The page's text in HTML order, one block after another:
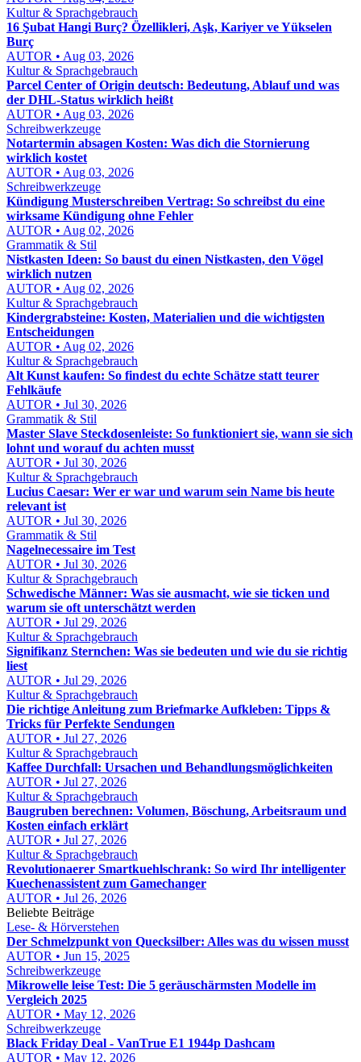
Kultur & Sprachgebrauch
16 Şubat Hangi Burç? Özellikleri, Aşk, Kariyer ve Yükselen
Burç
AUTOR • Aug 03, 2026
Kultur & Sprachgebrauch
Parcel Center of Origin deutsch: Bedeutung, Ablauf und was
der DHL-Status wirklich heißt
AUTOR • Aug 03, 2026
Schreibwerkzeuge
Notartermin absagen Kosten: Was dich die Stornierung
wirklich kostet
AUTOR • Aug 03, 2026
Schreibwerkzeuge
Kündigung Musterschreiben Vertrag: So schreibst du eine
wirksame Kündigung ohne Fehler
AUTOR • Aug 02, 2026
Grammatik & Stil
Nistkasten Ideen: So baust du einen Nistkasten, den Vögel
wirklich nutzen
AUTOR • Aug 02, 2026
Kultur & Sprachgebrauch
Kindergrabsteine: Kosten, Materialien und die wichtigsten
Entscheidungen
AUTOR • Aug 02, 2026
Kultur & Sprachgebrauch
Alt Kunst kaufen: So findest du echte Schätze statt teurer
Fehlkäufe
AUTOR • Jul 30, 2026
Grammatik & Stil
Master Slave Steckdosenleiste: So funktioniert sie, wann sie sich
lohnt und worauf du achten musst
AUTOR • Jul 30, 2026
Kultur & Sprachgebrauch
Lucius Caesar: Wer er war und warum sein Name bis heute
relevant ist
AUTOR • Jul 30, 2026
Grammatik & Stil
Nagelnecessaire im Test
AUTOR • Jul 30, 2026
Kultur & Sprachgebrauch
Schwedische Männer: Was sie ausmacht, wie sie ticken und
warum sie oft unterschätzt werden
AUTOR • Jul 29, 2026
Kultur & Sprachgebrauch
Signifikanz Sternchen: Was sie bedeuten und wie du sie richtig
liest
AUTOR • Jul 29, 2026
Kultur & Sprachgebrauch
Die richtige Anleitung zum Briefmarke Aufkleben: Tipps &
Tricks für Perfekte Sendungen
AUTOR • Jul 27, 2026
Kultur & Sprachgebrauch
Kaffee Durchfall: Ursachen und Behandlungsmöglichkeiten
AUTOR • Jul 27, 2026
Kultur & Sprachgebrauch
Baugruben berechnen: Volumen, Böschung, Arbeitsraum und
Kosten einfach erklärt
AUTOR • Jul 27, 2026
Kultur & Sprachgebrauch
Revolutionaerer Smartkuehlschrank: So wird Ihr intelligenter
Kuechenassistent zum Gamechanger
AUTOR • Jul 26, 2026
Beliebte Beiträge
Lese- & Hörverstehen
Der Schmelzpunkt von Quecksilber: Alles was du wissen musst
AUTOR • Jun 15, 2025
Schreibwerkzeuge
Mikrowelle leise Test: Die 5 geräuschärmsten Modelle im
Vergleich 2025
AUTOR • May 12, 2026
Schreibwerkzeuge
Black Friday Deal - VanTrue E1 1944p Dashcam
AUTOR • May 12, 2026